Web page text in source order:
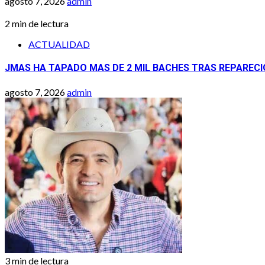
2 min de lectura
ACTUALIDAD
JMAS HA TAPADO MAS DE 2 MIL BACHES TRAS
agosto 7, 2026admin
3 min de lectura